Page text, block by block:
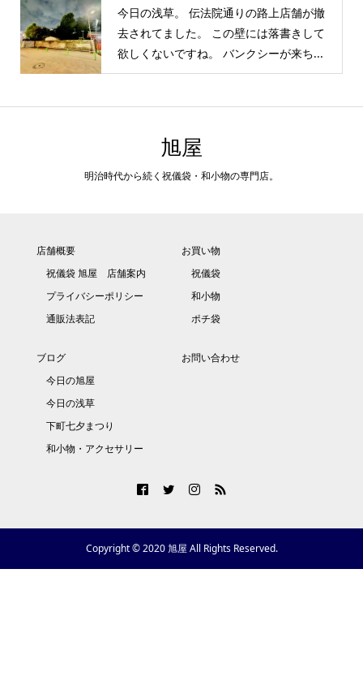
今日の浅草。 伝法院通りの路上店舗が撤
去されてました。 この壁には落書きして
欲しくないですね。 バンクシーが来ち...
旭屋
明治時代から続く祝儀袋・和小物の専門店。
店舗概要
祝儀袋 旭屋 店舗案内
プライバシーポリシー
通販法表記
お買い物
祝儀袋
和小物
ポチ袋
ブログ
今日の旭屋
今日の浅草
下町七夕まつり
和小物・アクセサリー
お問い合わせ
Copyright © 2020 旭屋 All Rights Reserved.